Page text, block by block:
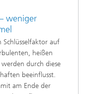
weniger
auf
heißen
durch diese
beeinflusst.
am Ende der